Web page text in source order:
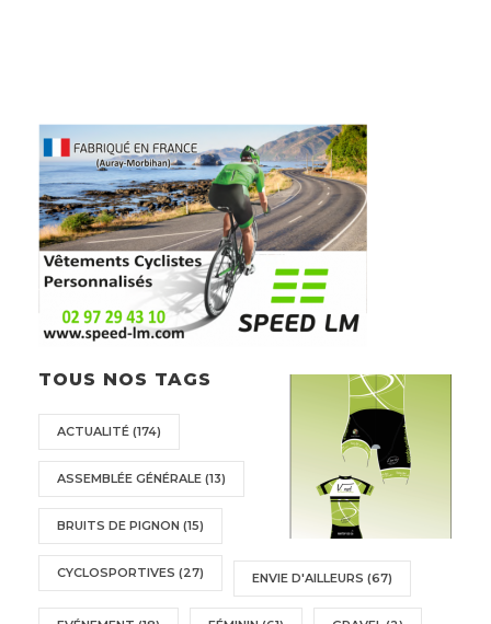
TOUS NOS TAGS
ACTUALITÉ (174)
ASSEMBLÉE GÉNÉRALE (13)
BRUITS DE PIGNON (15)
CYCLOSPORTIVES (27) ENVIE D'AILLEURS (67)